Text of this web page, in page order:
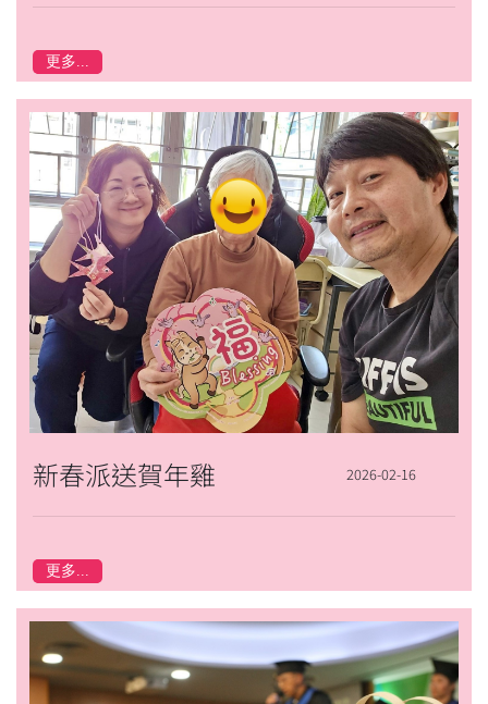
更多...
新春派送賀年雞 2026-02-16
更多...